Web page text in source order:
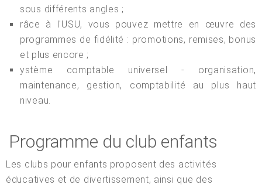
sous différents angles ;
râce à l'USU, vous pouvez mettre en œuvre des
programmes de fidélité : promotions, remises, bonus
et plus encore ;
ystème comptable universel - organisation,
maintenance, gestion, comptabilité au plus haut
niveau.
Programme du club enfants
Les clubs pour enfants proposent des activités
éducatives et de divertissement, ainsi que des